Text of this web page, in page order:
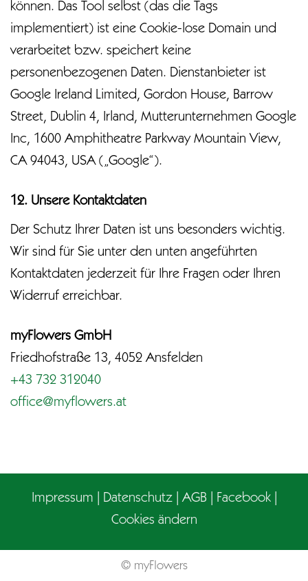
können. Das Tool selbst (das die Tags
implementiert) ist eine Cookie-lose Domain und
verarbeitet bzw. speichert keine
personenbezogenen Daten. Dienstanbieter ist
Google Ireland Limited, Gordon House, Barrow
Street, Dublin 4, Irland, Mutterunternehmen Google
Inc, 1600 Amphitheatre Parkway Mountain View,
CA 94043, USA („Google“).
12. Unsere Kontaktdaten
Der Schutz Ihrer Daten ist uns besonders wichtig.
Wir sind für Sie unter den unten angeführten
Kontaktdaten jederzeit für Ihre Fragen oder Ihren
Widerruf erreichbar.
myFlowers GmbH
Friedhofstraße 13, 4052 Ansfelden
+43 732 312040
office@myflowers.at
Impressum Datenschutz|AGB Facebook|
Cookies ändern
© myFlowers